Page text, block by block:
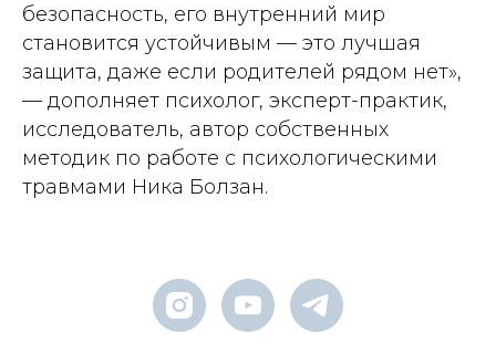
безопасность, его внутренний мир
становится устойчивым — это лучшая
защита, даже если родителей рядом нет»,
— дополняет психолог, эксперт-практик,
исследователь, автор собственных
методик по работе с психологическими
травмами Ника Болзан.